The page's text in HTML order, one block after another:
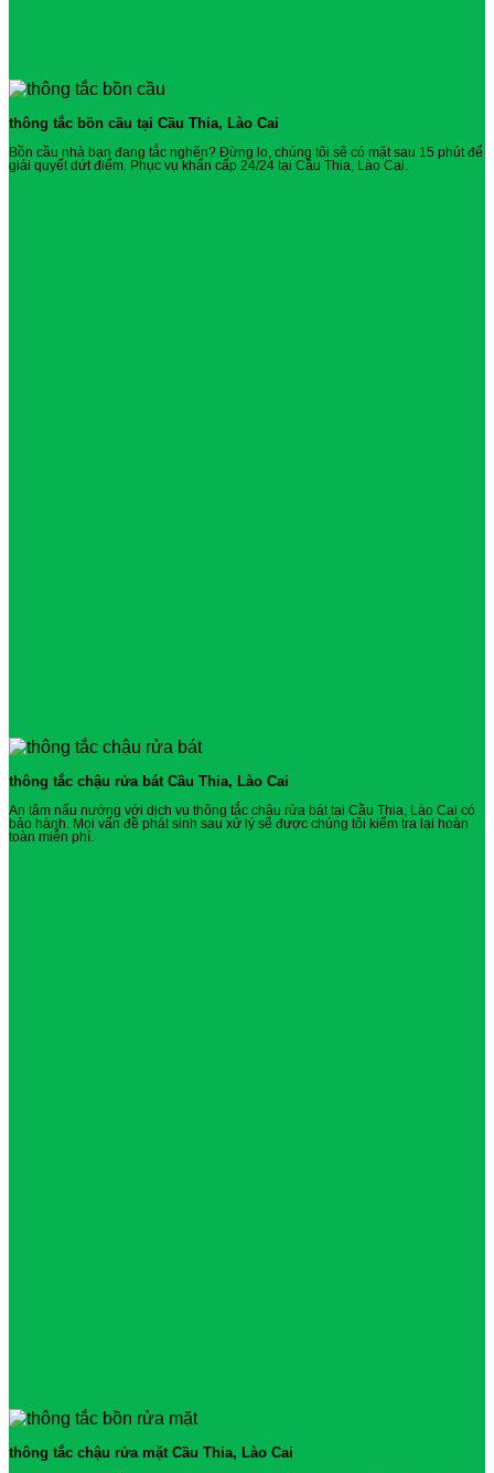
thông tắc bồn cầu tại Cầu Thia, Lào Cai
Bồn cầu nhà bạn đang tắc nghẽn? Đừng lo, chúng tôi sẽ có mặt sau 15 phút để
giải quyết dứt điểm. Phục vụ khẩn cấp 24/24 tại Cầu Thia, Lào Cai.
thông tắc chậu rửa bát Cầu Thia, Lào Cai
An tâm nấu nướng với dịch vụ thông tắc chậu rửa bát tại Cầu Thia, Lào Cai có
bảo hành. Mọi vấn đề phát sinh sau xử lý sẽ được chúng tôi kiểm tra lại hoàn
toàn miễn phí.
thông tắc chậu rửa mặt Cầu Thia, Lào Cai